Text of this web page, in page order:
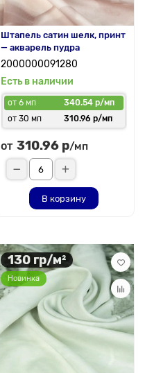
Штапель сатин шелк, принт
— акварель пудра
2000000091280
Есть в наличии
от 6 мп
340.54 р/мп
от 30 мп
310.96 р/мп
от 310.96 р/мп
В корзину
130 гр/м²
Новинка